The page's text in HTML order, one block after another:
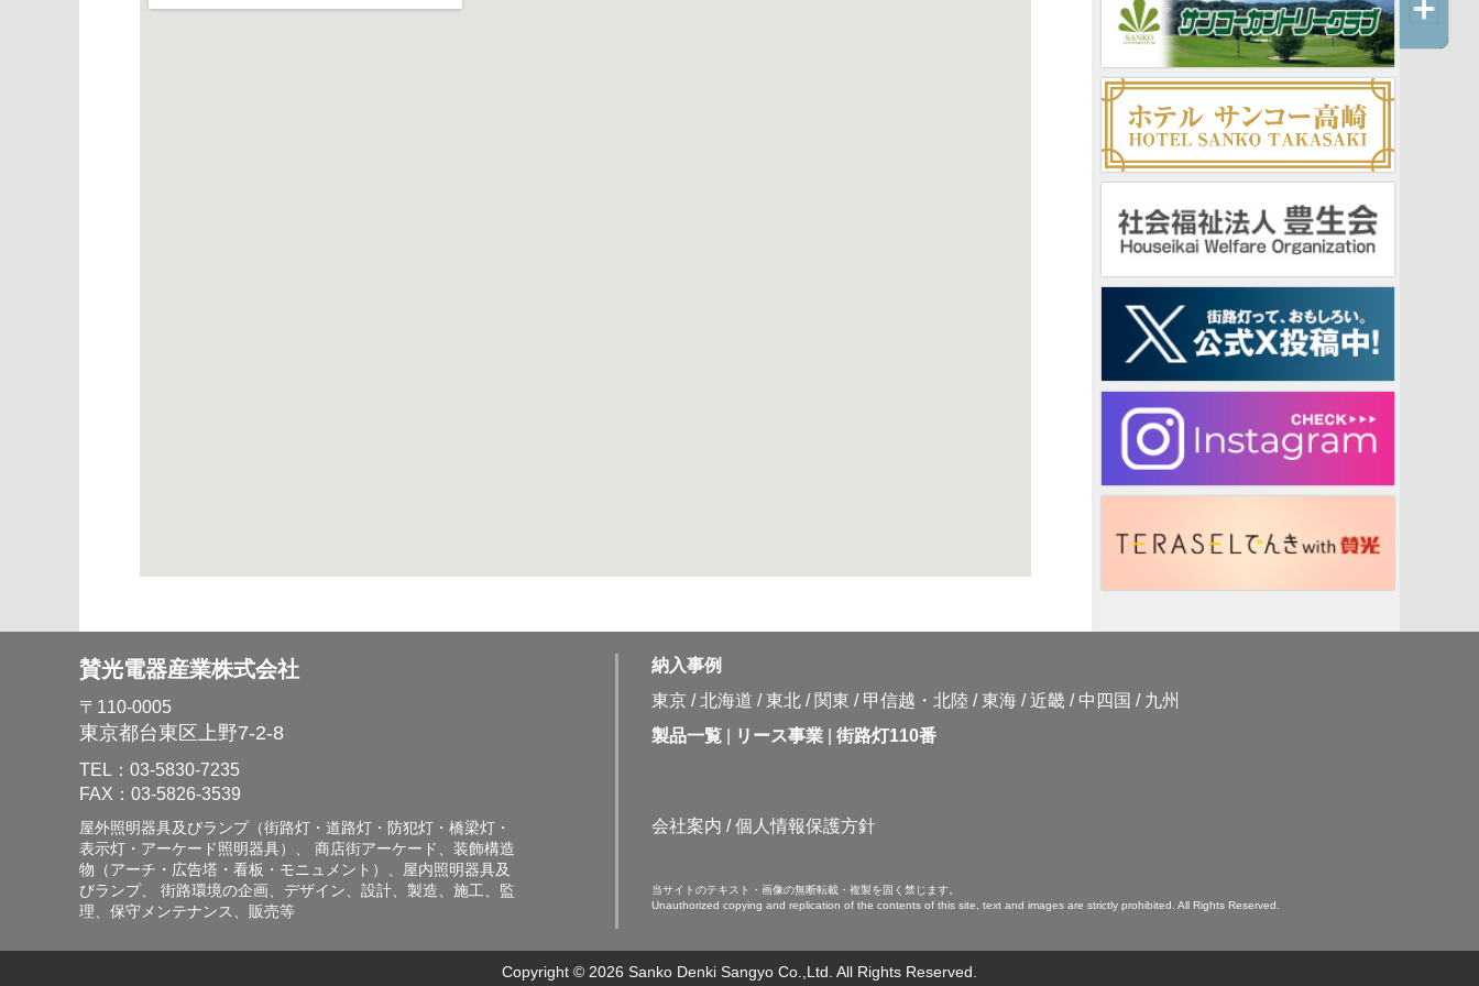
賛光電器産業株式会社
〒110-0005
東京都台東区上野7-2-8
TEL：03-5830-7235
FAX：03-5826-3539
屋外照明器具及びランプ（街路灯・道路灯・防犯灯・橋梁灯・
表示灯・アーケード照明器具）、 商店街アーケード、装飾構造
物（アーチ・広告塔・看板・モニュメント）、屋内照明器具及
びランプ、 街路環境の企画、デザイン、設計、製造、施工、監
理、保守メンテナンス、販売等
納入事例
東京 /北海道 /東北 / 関東 / 甲信越・北陸 /東海 /近畿 / 中四国 / 九州
製品一覧
リース事業 街路灯110番
会社案内 /個人情報保護方針
当サイトのテキスト・画像の無断転載・複製を固く禁じます。
Unauthorized copying and replication of the contents of this site, text and images are strictly prohibited. All Rights Reserved.
Copyright © 2026 Sanko Denki Sangyo Co.,Ltd. All Rights Reserved.